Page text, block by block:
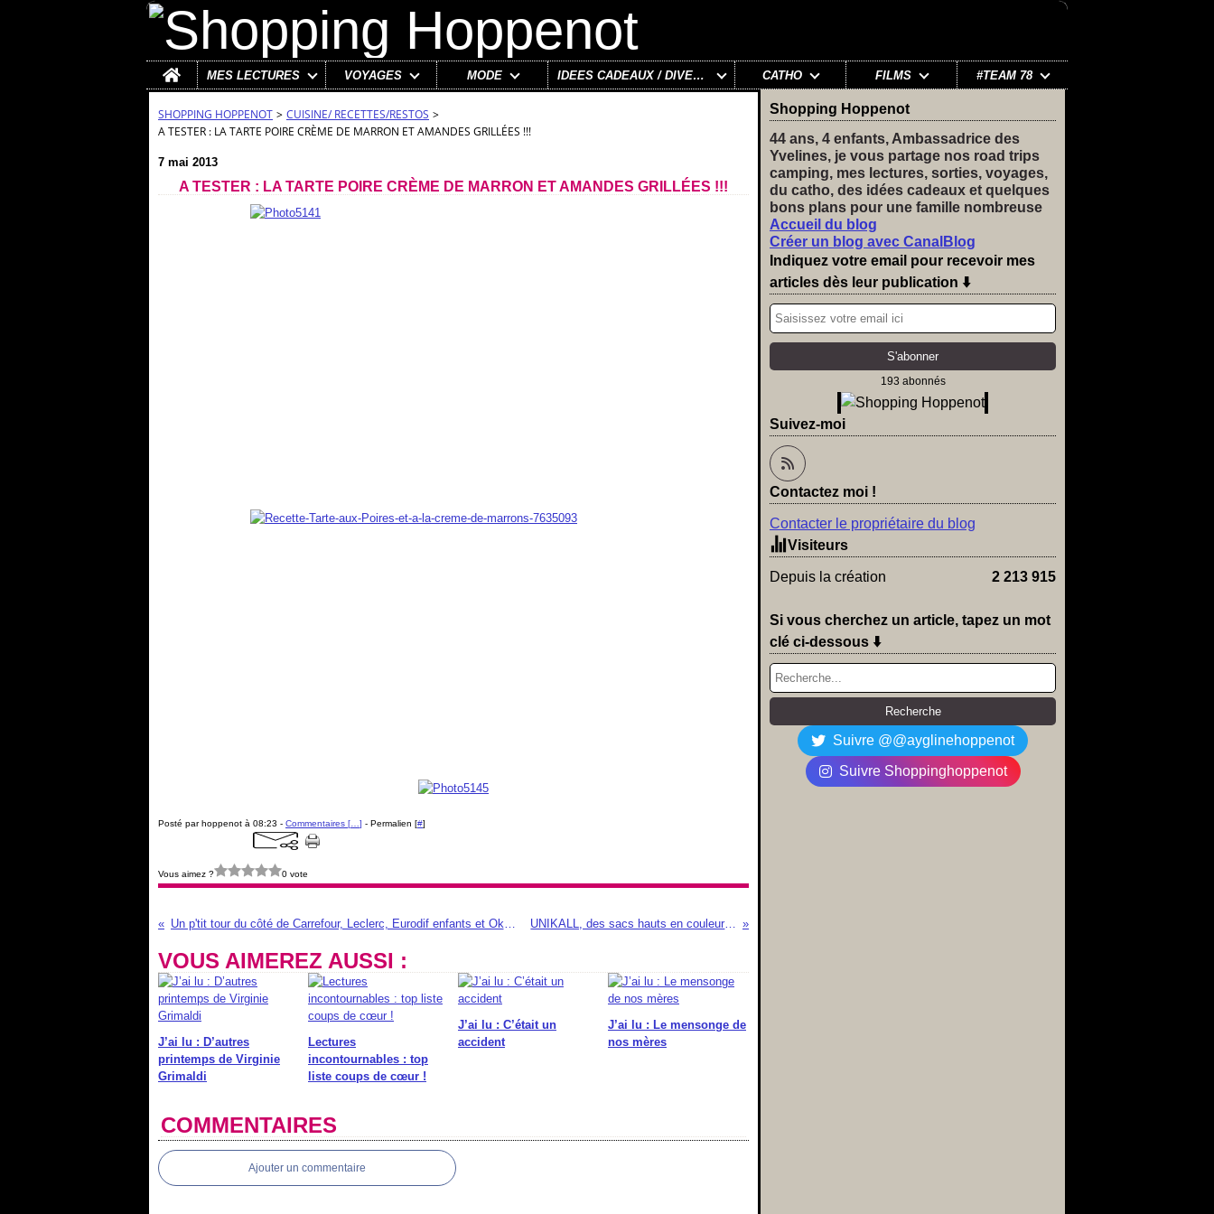
Home
MES LECTURES VOYAGES MODE IDÉES CADEAUX / DIVERS CATHO FILMS #TEAM 78
SHOPPING HOPPENOT > CUISINE/ RECETTES/RESTOS >
A TESTER : LA TARTE POIRE CRÈME DE MARRON ET AMANDES GRILLÉES !!!
7 mai 2013
A TESTER : LA TARTE POIRE CRÈME DE MARRON ET AMANDES GRILLÉES !!!
Posté par hoppenot à 08:23 - Commentaires [ ] - Permalien [#]
Vous aimez ? 0 vote
Un p'tit tour du côté de Carrefour, Leclerc, Eurodif enfants et Okaidi UNIKALL, des sacs hauts en couleurs !
VOUS AIMEREZ AUSSI :
J’ai lu : D’autres
printemps de Virginie
Grimaldi
Lectures
incontournables : top
liste coups de cœur !
J’ai lu : C’était un
accident
J’ai lu : Le mensonge de
nos mères
COMMENTAIRES
Ajouter un commentaire
Shopping Hoppenot
44 ans, 4 enfants, Ambassadrice des
Yvelines, je vous partage nos road trips
camping, mes lectures, sorties, voyages,
du catho, des idées cadeaux et quelques
bons plans pour une famille nombreuse
Accueil du blog
Créer un blog avec CanalBlog
Indiquez votre email pour recevoir mes
articles dès leur publication ⬇️
193 abonnés
Suivez-moi
Contactez moi !
Contacter le propriétaire du blog
Visiteurs
Depuis la création 2 213 915
Si vous cherchez un article, tapez un mot
clé ci-dessous ⬇️
Suivre @@ayglinehoppenot
Suivre Shoppinghoppenot